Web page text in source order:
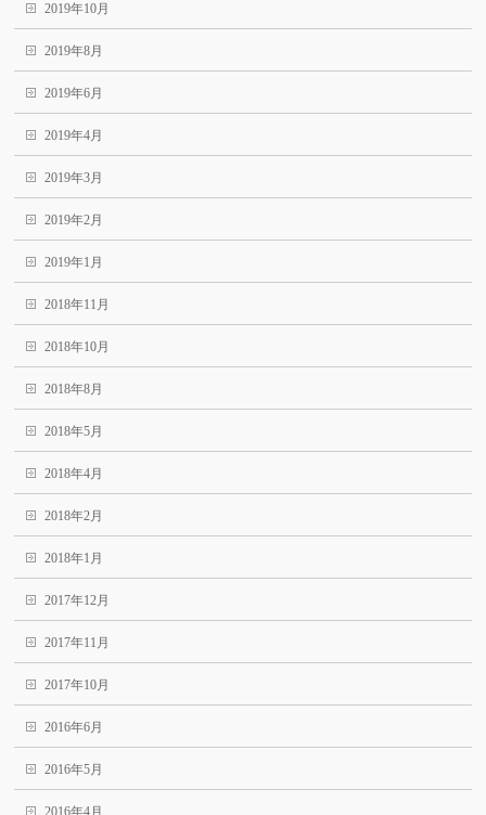
2019年10月
2019年8月
2019年6月
2019年4月
2019年3月
2019年2月
2019年1月
2018年11月
2018年10月
2018年8月
2018年5月
2018年4月
2018年2月
2018年1月
2017年12月
2017年11月
2017年10月
2016年6月
2016年5月
2016年4月